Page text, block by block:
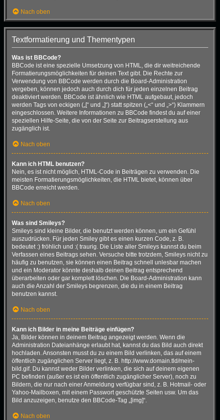
Nach oben
Textformatierung und Thementypen
Was ist BBCode?
BBCode ist eine spezielle Umsetzung von HTML, die dir weitreichende
Formatierungsmöglichkeiten für deinen Text gibt. Die Rechte zur
Verwendung von BBCode werden durch die Board-Administration
vergeben, können jedoch auch durch dich für jeden einzelnen Beitrag
deaktiviert werden. BBCode ist ähnlich wie HTML aufgebaut, jedoch
werden Tags von eckigen („[“ und „]“) statt spitzen („<“ und „>“) Klammern
eingeschlossen. Weitere Informationen zu BBCode findest du auf einer
speziellen Hilfe-Seite, die von der Seite zur Beitragserstellung aus
zugänglich ist.
Nach oben
Kann ich HTML benutzen?
Nein, es ist nicht möglich, HTML-Code in Beiträgen zu verwenden. Die
meisten Formatierungsmöglichkeiten, die HTML bietet, können über
BBCode erreicht werden.
Nach oben
Was sind Smileys?
Smileys sind kleine Bilder, die benutzt werden können, um ein Gefühl
auszudrücken. Für jeden Smiley gibt es einen kurzen Code, z. B.
bedeutet :) fröhlich und :( traurig. Die Liste aller Smileys kannst du beim
Verfassen eines Beitrags sehen. Versuche bitte trotzdem, Smileys nicht zu
häufig zu benutzen, sie können einen Beitrag schnell unlesbar machen
und ein Moderator könnte deshalb deinen Beitrag entsprechend
überarbeiten oder gar komplett löschen. Die Board-Administration kann
auch die Anzahl der Smileys begrenzen, die du in einem Beitrag
benutzen kannst.
Nach oben
Kann ich Bilder in meine Beiträge einfügen?
Ja, Bilder können in deinem Beitrag angezeigt werden. Wenn die
Administration Dateianhänge erlaubt hat, kannst du das Bild auch direkt
hochladen. Ansonsten musst du zu einem Bild verlinken, das auf einem
öffentlich zugänglichen Server liegt, z. B. http://www.domain.tld/mein-
bild.gif. Du kannst weder Bilder verlinken, die sich auf deinem eigenen
PC befinden (außer es ist ein öffentlich zugänglicher Server), noch zu
Bildern, die nur nach einer Anmeldung verfügbar sind, z. B. Hotmail- oder
Yahoo-Mailboxen, mit einem Passwort geschützte Seiten usw. Um das
Bild anzuzeigen, benutze den BBCode-Tag „[img]“.
Nach oben